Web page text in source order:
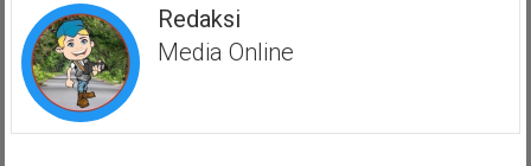
Redaksi
Media Online